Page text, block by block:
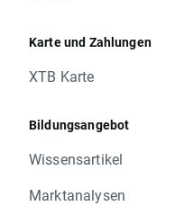
Karte und Zahlungen
XTB Karte
Bildungsangebot
Wissensartikel
Marktanalysen